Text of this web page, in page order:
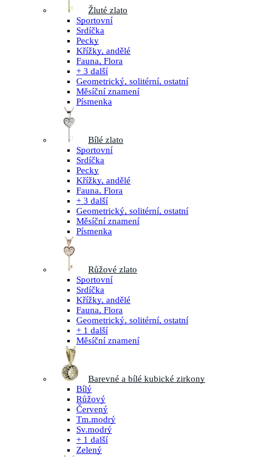
Žluté zlato
Sportovní
Srdíčka
Pecky
Křížky, andělé
Fauna, Flora
+ 3 další
Geometrický, solitérní, ostatní
Měsíční znamení
Písmenka
Bílé zlato
Sportovní
Srdíčka
Pecky
Křížky, andělé
Fauna, Flora
+ 3 další
Geometrický, solitérní, ostatní
Měsíční znamení
Písmenka
Růžové zlato
Sportovní
Srdíčka
Křížky, andělé
Fauna, Flora
Geometrický, solitérní, ostatní
+ 1 další
Měsíční znamení
Barevné a bílé kubické zirkony
Bílý
Růžový
Červený
Tm.modrý
Sv.modrý
+ 1 další
Zelený